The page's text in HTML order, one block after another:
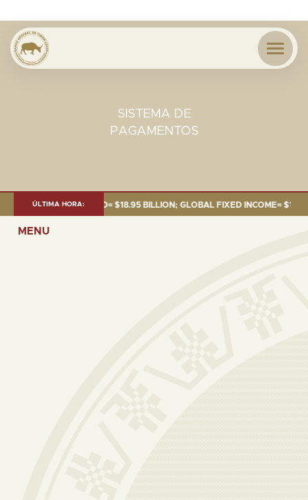
SISTEMA DE
PAGAMENTOS
ÚLTIMA HORA:
2025: TOTAL FUND= $18.95 BILLION; GLOBAL FIXED INCOME=
MENU